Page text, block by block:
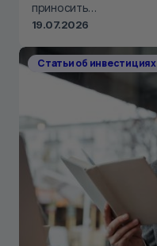
приносить…
19.07.2026
Статьи об инвестициях